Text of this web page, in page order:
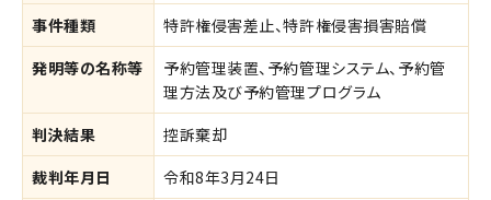
事件種類
特許権侵害差止、特許権侵害損害賠償
発明等の名称等
予約管理装置、予約管理システム、予約管
理方法及び予約管理プログラム
判決結果
控訴棄却
裁判年月日
令和8年3月24日